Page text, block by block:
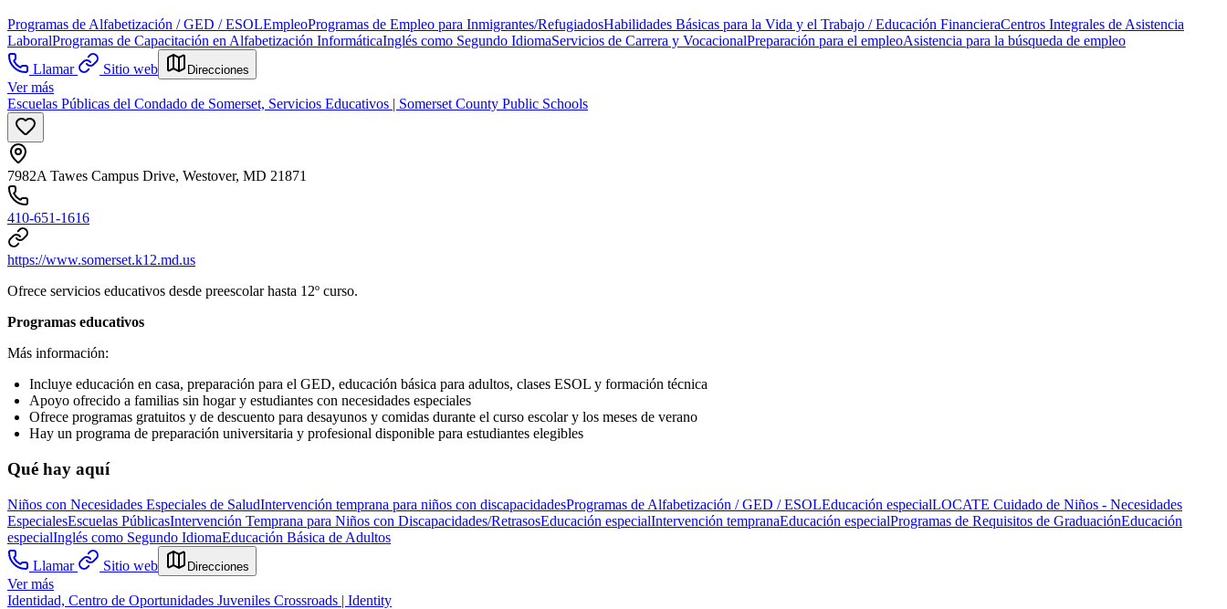
Programas de Alfabetización / GED / ESOLEmpleoProgramas de Empleo para Inmigrantes/RefugiadosHabilidades Básicas para la Vida y el Trabajo / Educación FinancieraCentros Integrales de Asistencia
LaboralProgramas de Capacitación en Alfabetización InformáticaInglés como Segundo IdiomaServicios de Carrera y VocacionalPreparación para el empleoAsistencia para la búsqueda de empleo
Llamar
Sitio web Direcciones
Ver más
Escuelas Públicas del Condado de Somerset, Servicios Educativos | Somerset County Public Schools
7982A Tawes Campus Drive, Westover, MD 21871
410-651-1616
https://www.somerset.k12.md.us
Ofrece servicios educativos desde preescolar hasta 12º curso.
Programas educativos
Más información:
Incluye educación en casa, preparación para el GED, educación básica para adultos, clases ESOL y formación técnica
Apoyo ofrecido a familias sin hogar y estudiantes con necesidades especiales
Ofrece programas gratuitos y de descuento para desayunos y comidas durante el curso escolar y los meses de verano
Hay un programa de preparación universitaria y profesional disponible para estudiantes elegibles
Qué hay aquí
Niños con Necesidades Especiales de SaludIntervención temprana para niños con discapacidadesProgramas de Alfabetización / GED / ESOLEducación especialLOCATE Cuidado de Niños - Necesidades
EspecialesEscuelas PúblicasIntervención Temprana para Niños con Discapacidades/RetrasosEducación especialIntervención tempranaEducación especialProgramas de Requisitos de GraduaciónEducación
especialInglés como Segundo IdiomaEducación Básica de Adultos
Llamar
Sitio web Direcciones
Ver más
Identidad, Centro de Oportunidades Juveniles Crossroads | Identity